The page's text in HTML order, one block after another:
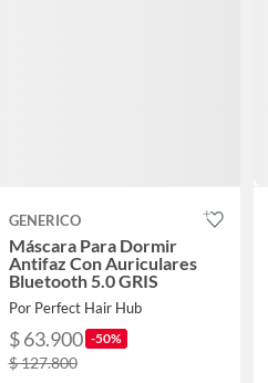
GENERICO
Máscara Para Dormir
Antifaz Con Auriculares
Bluetooth 5.0 GRIS
Por Perfect Hair Hub
$ 63.900 -50%
$ 127.800